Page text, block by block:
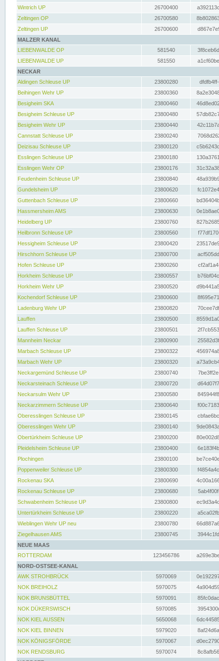
Wintrich UP
26700400
Zeltingen OP
26700580
Zeltingen UP
26700600
MALZER KANAL
LIEBENWALDE OP
581540
LIEBENWALDE UP
581550
NECKAR
Aldingen Schleuse UP
23800280
Beihingen Wehr UP
23800360
Besigheim SKA
23800460
Besigheim Schleuse UP
23800480
Besigheim Wehr UP
23800440
Cannstatt Schleuse UP
23800240
Deizisau Schleuse UP
23800120
Esslingen Schleuse UP
23800180
Esslingen Wehr OP
23800176
Feudenheim Schleuse UP
23800840
Gundelsheim UP
23800620
Guttenbach Schleuse UP
23800660
Hassmersheim AMS
23800630
Heidelberg UP
23800760
Heilbronn Schleuse UP
23800560
Hessigheim Schleuse UP
23800420
Hirschhorn Schleuse UP
23800700
Hofen Schleuse UP
23800260
Horkheim Schleuse UP
23800557
Horkheim Wehr UP
23800520
Kochendorf Schleuse UP
23800600
Ladenburg Wehr UP
23800820
Lauffen
23800500
Lauffen Schleuse UP
23800501
Mannheim Neckar
23800900
Marbach Schleuse UP
23800322
Marbach Wehr UP
23800320
Neckargemünd Schleuse UP
23800740
Neckarsteinach Schleuse UP
23800720
Neckarsulm Wehr UP
23800580
Neckarzimmern Schleuse UP
23800640
Oberesslingen Schleuse UP
23800145
Oberesslingen Wehr UP
23800140
Obertürkheim Schleuse UP
23800200
Pleidelsheim Schleuse UP
23800400
Plochingen
23800100
Poppenweiler Schleuse UP
23800300
Rockenau SKA
23800690
Rockenau Schleuse UP
23800680
Schwabenheim Schleuse UP
23800800
Untertürkheim Schleuse UP
23800220
Wieblingen Wehr UP neu
23800780
Ziegelhausen AMS
23800745
NEUE MAAS
ROTTERDAM
123456786
NORD-OSTSEE-KANAL
AWK STROHBRÜCK
5970069
NOK BREIHOLZ
5970075
NOK BRUNSBÜTTEL
5970091
NOK DÜKERSWISCH
5970085
NOK KIEL AUSSEN
5650068
NOK KIEL BINNEN
5979020
NOK KÖNIGSFÖRDE
5970067
NOK RENDSBURG
5970074